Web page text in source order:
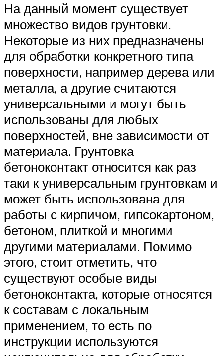
На данный момент существует
множество видов грунтовки.
Некоторые из них предназначены
для обработки конкретного типа
поверхности, например дерева или
металла, а другие считаются
универсальными и могут быть
использованы для любых
поверхностей, вне зависимости от
материала. Грунтовка
бетоноконтакт относится как раз
таки к универсальным грунтовкам и
может быть использована для
работы с кирпичом, гипсокартоном,
бетоном, плиткой и многими
другими материалами. Помимо
этого, стоит отметить, что
существуют особые виды
бетоноконтакта, которые относятся
к составам с локальным
применением, то есть по
инструкции используются